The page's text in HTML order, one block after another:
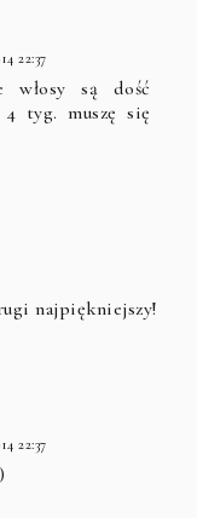
22:37
włosy są dość
tyg. muszę się
najpiękniejszy!
22:37